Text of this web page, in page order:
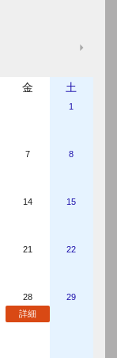
金 土
金
1
7 8
14 15
21 22
28
詳細
29